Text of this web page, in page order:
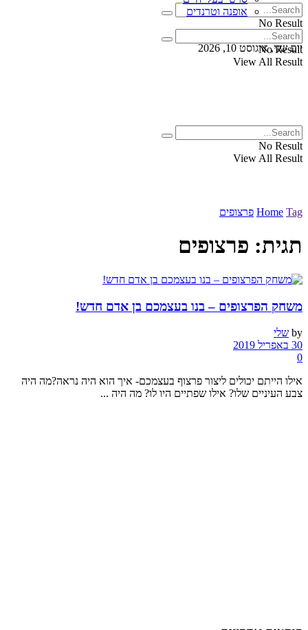
No Result
View All Result
יום שני, אוגוסט 10, 2026
אופנה וטרנדים
No Result
View All Result
No Result
View All Result
Home Tag פרצופים
תגית: פרצופים
משחק הפרצופים – בנו בעצמכם בן אדם חדש!
by שלי
30 באפריל 2019
0
אילו הייתם יכולים ליצור פרצוף בעצמכם- איך הוא היה נראה?מה היה
צבע העיניים שלו? אילו שפתיים היו לו? מה היה ...